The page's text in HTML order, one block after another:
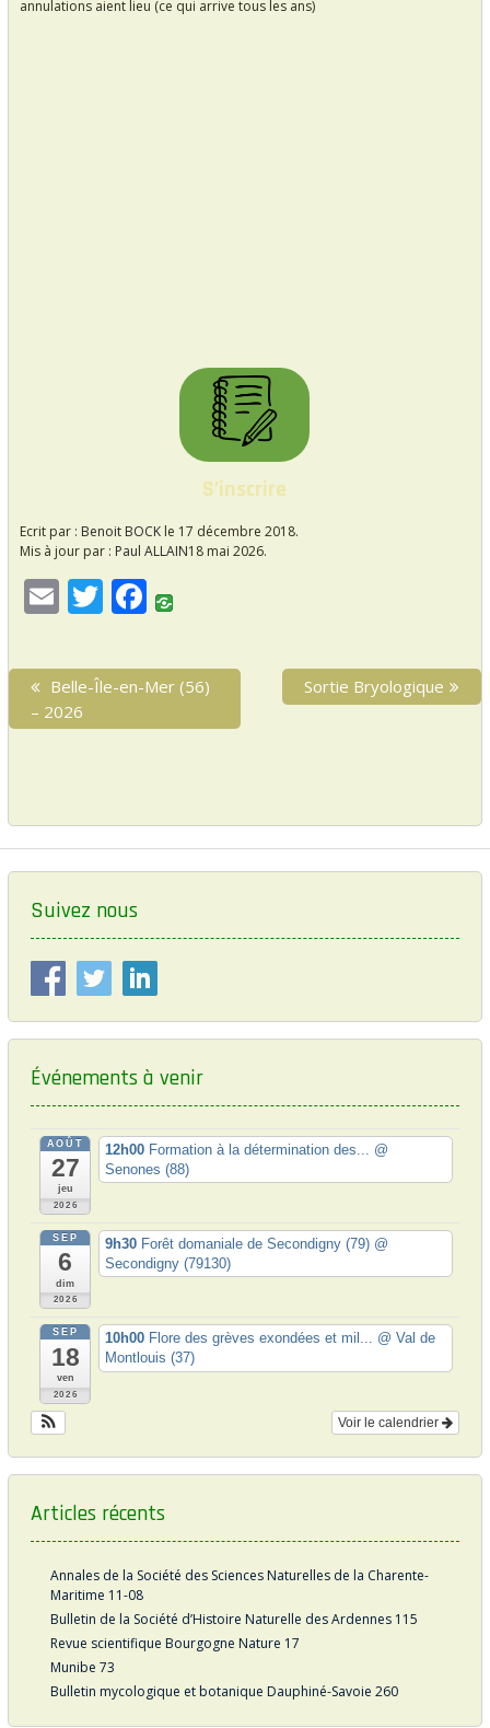
annulations aient lieu (ce qui arrive tous les ans)
S’inscrire
Ecrit par : Benoit BOCK le 17 décembre 2018.
Mis à jour par : Paul ALLAIN18 mai 2026.
E
m
ai
l
T
w
itt
er
F
e
b
o
N
v
a
e
P
r
e
u
s
p
o
:
Belle-Île-en-Mer (56)
– 2026
N
e
s
t
:
Sortie Bryologique
Suivez nous
Événements à venir
AOÛT
27
jeu
2026
12h00 Formation à la détermination des... @
Senones (88)
SEP
6
dim
2026
9h30 Forêt domaniale de Secondigny (79) @
Secondigny (79130)
SEP
18
ven
2026
10h00 Flore des grèves exondées et mil... @ Val de
Montlouis (37)
Voir le calendrier
Articles récents
Annales de la Société des Sciences Naturelles de la Charente-
Maritime 11-08
Bulletin de la Société d’Histoire Naturelle des Ardennes 115
Revue scientifique Bourgogne Nature 17
Munibe 73
Bulletin mycologique et botanique Dauphiné-Savoie 260